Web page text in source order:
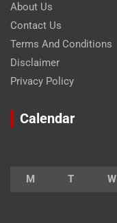
About Us
Contact Us
Terms And Conditions
Disclaimer
Privacy Policy
Calendar
M T W